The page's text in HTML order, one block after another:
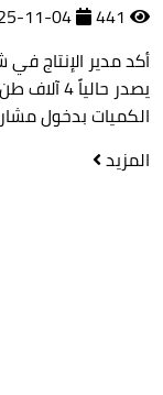
أكد مدير الإنتاج
يصدر
الكميات بدخول
المزيد